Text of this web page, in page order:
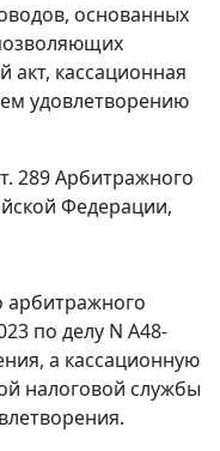
основанных
кассационная
удовлетворению
289 Арбитражного
Федерации,
арбитражного
по делу N А48-
а кассационную
налоговой службы